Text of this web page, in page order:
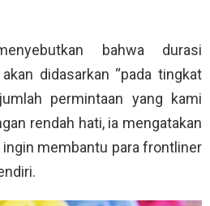
bahwa durasi
didasarkan “pada tingkat
permintaan yang kami
rendah hati, ia mengatakan
ingin membantu para frontliner